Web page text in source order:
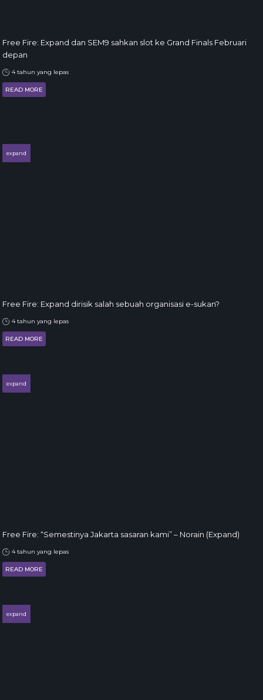
Free Fire: Expand dan SEM9 sahkan slot ke Grand Finals Februari
depan
4 tahun yang lepas
READ MORE
expand
Free Fire: Expand dirisik salah sebuah organisasi e-sukan?
4 tahun yang lepas
READ MORE
expand
Free Fire: “Semestinya Jakarta sasaran kami” – Norain (Expand)
4 tahun yang lepas
READ MORE
expand